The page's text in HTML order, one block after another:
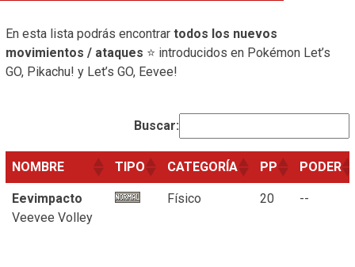
En esta lista podrás encontrar todos los nuevos
movimientos / ataques ⭐ introducidos en Pokémon Let’s
GO, Pikachu! y Let’s GO, Eevee!
Buscar:
NOMBRE TIPO CATEGORÍA PP PODER
Eevimpacto
Veevee Volley
Físico 20 --